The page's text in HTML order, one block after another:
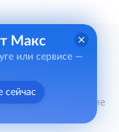
«Управление
Макс
или сервисе —
сейчас